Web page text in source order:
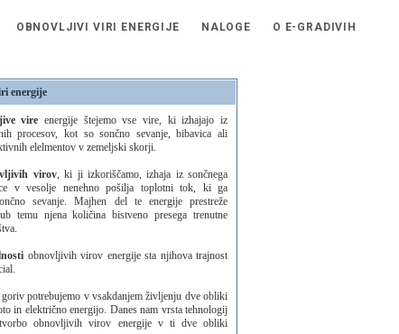
OBNOVLJIVI VIRI ENERGIJE NALOGE O E-GRADIVIH